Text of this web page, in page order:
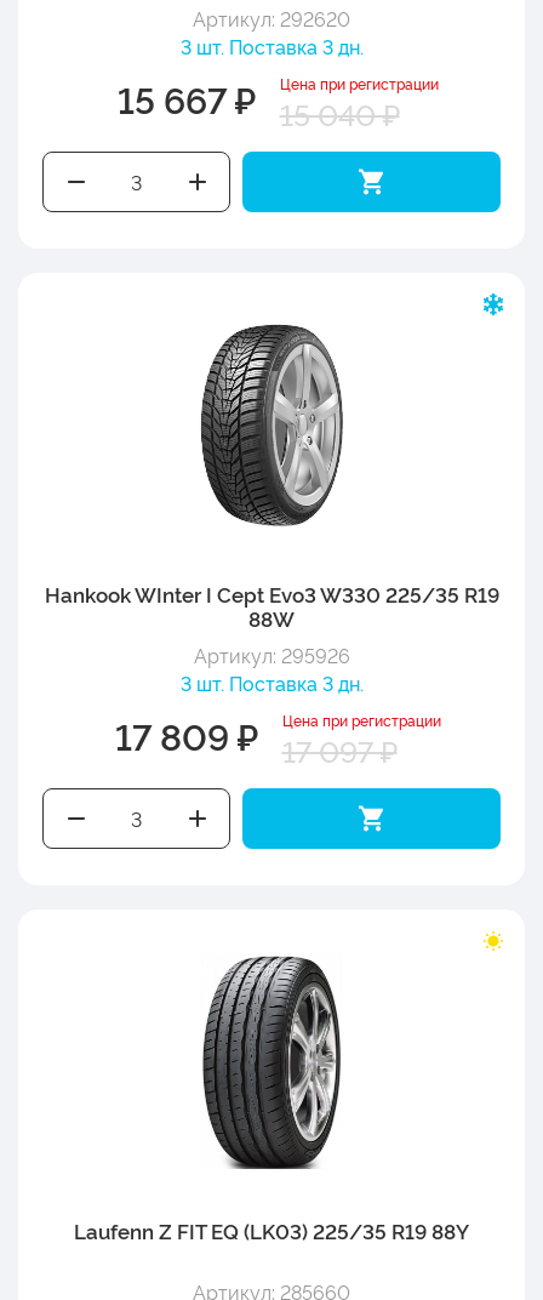
Артикул: 292620
3 шт. Поставка 3 дн.
15 667 ₽ Цена при регистрации
15 040 ₽
Hankook WInter I Cept Evo3 W330 225/35 R19
88W
Артикул: 295926
3 шт. Поставка 3 дн.
17 809 ₽ Цена при регистрации
17 097 ₽
Laufenn Z FIT EQ (LK03) 225/35 R19 88Y
Артикул: 285660